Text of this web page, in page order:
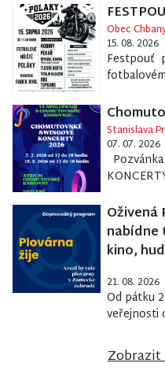
Obec
15. 08. 2026
Festpouť
Stanislava
07. 07. 2026
Oživená
nabídne
kino,
21. 08. 2026
Od pátku
veřejnosti
Zobrazit